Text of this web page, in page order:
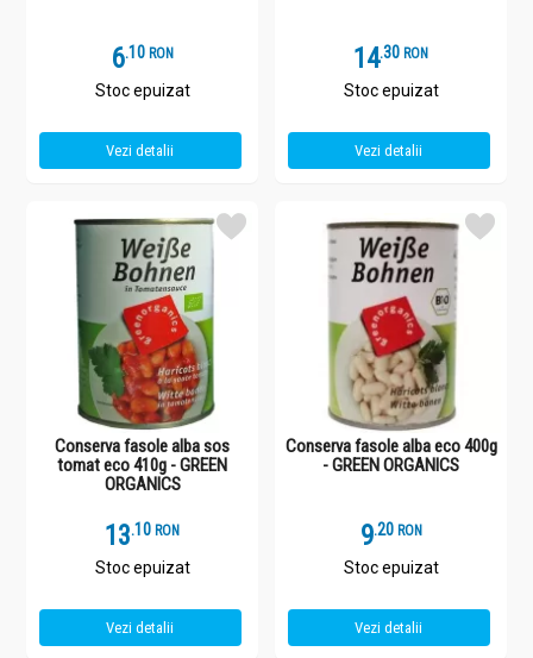
6.1 RON
Stoc epuizat
Vezi detalii
14.3 RON
Stoc epuizat
Vezi detalii
Conserva fasole alba sos
tomat eco 410g - GREEN
ORGANICS
13.1 RON
Stoc epuizat
Vezi detalii
Conserva fasole alba eco 400g
- GREEN ORGANICS
9.2 RON
Stoc epuizat
Vezi detalii